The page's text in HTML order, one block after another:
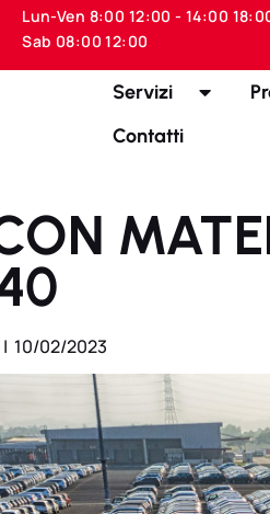
Lun-Ven 8:00 12:00 - 14:00
Sab 08:00 12:00
Servizi
Contatti
10/02/2023